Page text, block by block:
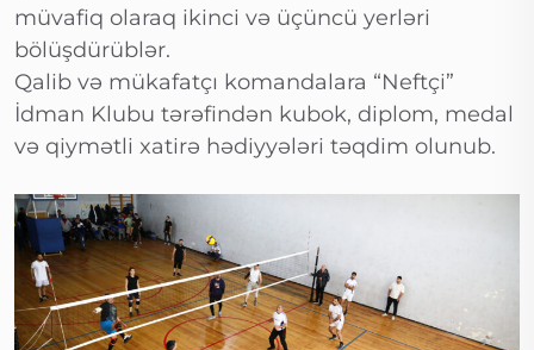
müvafiq olaraq ikinci və üçüncü yerləri
bölüşdürüblər.
Qalib və mükafatçı komandalara “Neftçi”
İdman Klubu tərəfindən kubok, diplom, medal
və qiymətli xatirə hədiyyələri təqdim olunub.